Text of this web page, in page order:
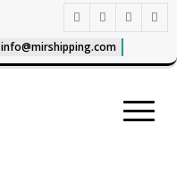
info@mirshipping.com